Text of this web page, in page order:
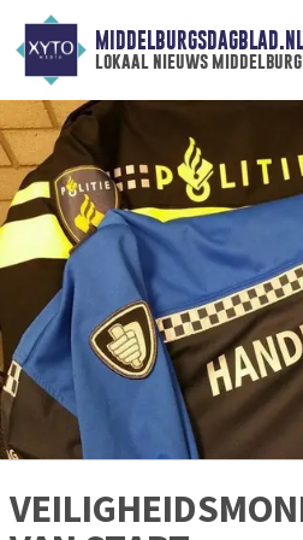
MIDDELBURGSDAGBLAD.NL
lokaal nieuws